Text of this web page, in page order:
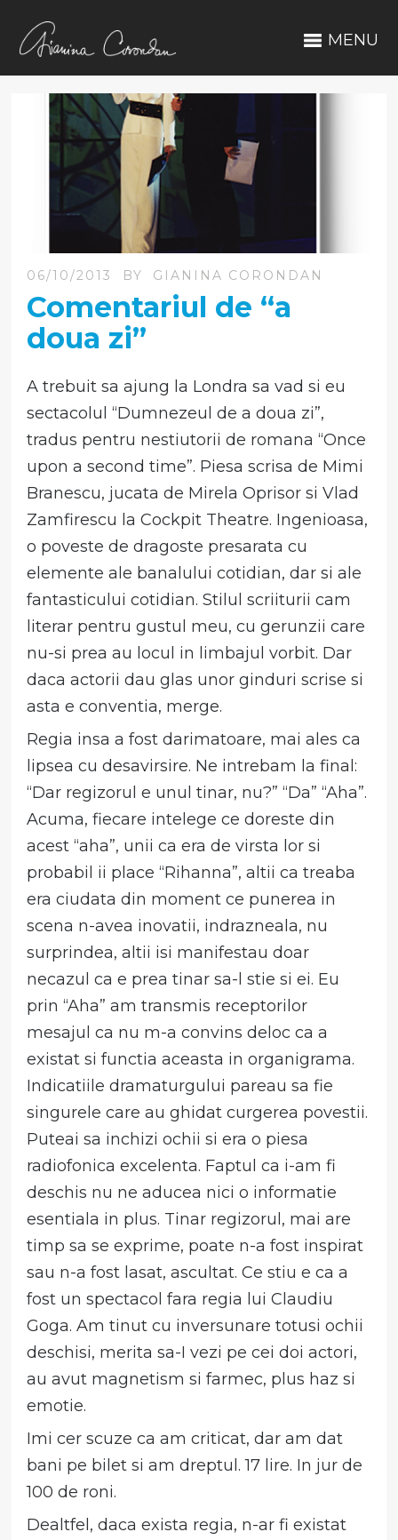
MENU
06/10/2013 BY GIANINA CORONDAN
Comentariul de “a
doua zi”
A trebuit sa ajung la Londra sa vad si eu
sectacolul “Dumnezeul de a doua zi”,
tradus pentru nestiutorii de romana “Once
upon a second time”. Piesa scrisa de Mimi
Branescu, jucata de Mirela Oprisor si Vlad
Zamfirescu la Cockpit Theatre. Ingenioasa,
o poveste de dragoste presarata cu
elemente ale banalului cotidian, dar si ale
fantasticului cotidian. Stilul scriiturii cam
literar pentru gustul meu, cu gerunzii care
nu-si prea au locul in limbajul vorbit. Dar
daca actorii dau glas unor ginduri scrise si
asta e conventia, merge.
Regia insa a fost darimatoare, mai ales ca
lipsea cu desavirsire. Ne intrebam la final:
“Dar regizorul e unul tinar, nu?” “Da” “Aha”.
Acuma, fiecare intelege ce doreste din
acest “aha”, unii ca era de virsta lor si
probabil ii place “Rihanna”, altii ca treaba
era ciudata din moment ce punerea in
scena n-avea inovatii, indrazneala, nu
surprindea, altii isi manifestau doar
necazul ca e prea tinar sa-l stie si ei. Eu
prin “Aha” am transmis receptorilor
mesajul ca nu m-a convins deloc ca a
existat si functia aceasta in organigrama.
Indicatiile dramaturgului pareau sa fie
singurele care au ghidat curgerea povestii.
Puteai sa inchizi ochii si era o piesa
radiofonica excelenta. Faptul ca i-am fi
deschis nu ne aducea nici o informatie
esentiala in plus. Tinar regizorul, mai are
timp sa se exprime, poate n-a fost inspirat
sau n-a fost lasat, ascultat. Ce stiu e ca a
fost un spectacol fara regia lui Claudiu
Goga. Am tinut cu inversunare totusi ochii
deschisi, merita sa-I vezi pe cei doi actori,
au avut magnetism si farmec, plus haz si
emotie.
Imi cer scuze ca am criticat, dar am dat
bani pe bilet si am dreptul. 17 lire. In jur de
100 de roni.
Dealtfel, daca exista regia, n-ar fi existat